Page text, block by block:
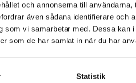
och annonserna till användarna,
även sådana identifierare och
som vi samarbetar med. Dessa kan
som de har samlat in när du har
Statistik
och reducerad imma i varma